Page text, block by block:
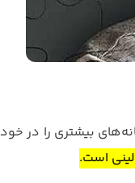
بیشتری را در خود
است.